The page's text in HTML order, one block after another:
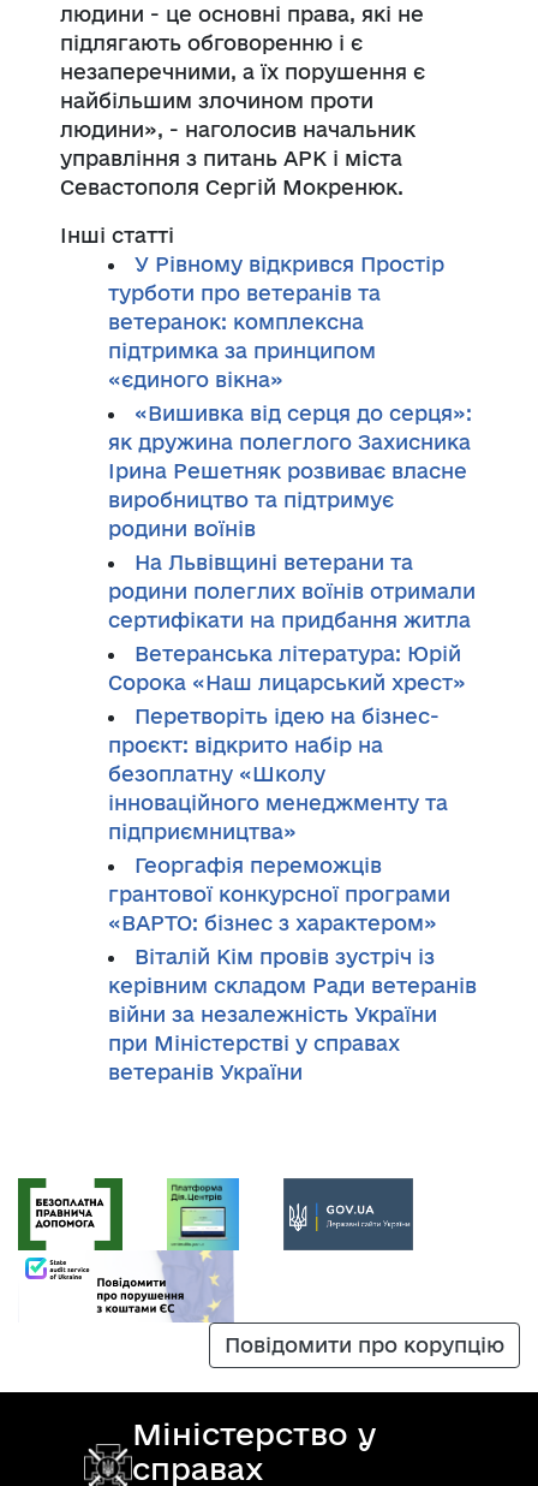
людини - це основні права, які не
підлягають обговоренню і є
незаперечними, а їх порушення є
найбільшим злочином проти
людини», - наголосив начальник
управління з питань АРК і міста
Севастополя Сергій Мокренюк.
Інші статті
У Рівному відкрився Простір
турботи про ветеранів та
ветеранок: комплексна
підтримка за принципом
«єдиного вікна»
«Вишивка від серця до серця»:
як дружина полеглого Захисника
Ірина Решетняк розвиває власне
виробництво та підтримує
родини воїнів
На Львівщині ветерани та
родини полеглих воїнів отримали
сертифікати на придбання житла
Ветеранська література: Юрій
Сорока «Наш лицарський хрест»
Перетворіть ідею на бізнес-
проєкт: відкрито набір на
безоплатну «Школу
інноваційного менеджменту та
підприємництва»
Георгафія переможців
грантової конкурсної програми
«ВАРТО: бізнес з характером»
Віталій Кім провів зустріч із
керівним складом Ради ветеранів
війни за незалежність України
при Міністерстві у справах
ветеранів України
Повідомити про корупцію
Міністерство у
справах